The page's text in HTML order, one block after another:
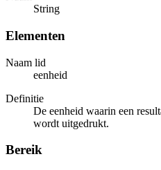
String
Elementen
Naam lid
eenheid
Definitie
De eenheid waarin een
wordt uitgedrukt.
Bereik